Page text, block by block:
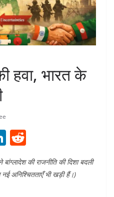
हवा, भारत के
Li
n
k
e
e
d
बांग्लादेश की राजनीति की दिशा बदली
अनिश्चितताएँ भी खड़ी हैं।)